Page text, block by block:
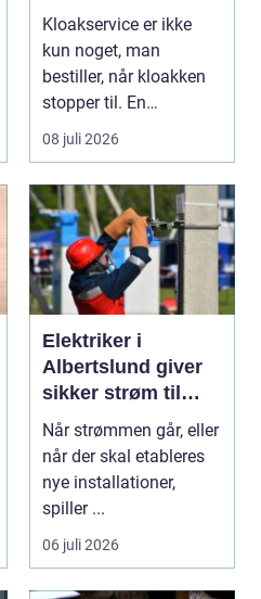
Kloakservice er ikke
kun noget, man
bestiller, når kloakken
stopper til. En
systematisk gennem...
08 juli 2026
Elektriker i
Albertslund giver
sikker strøm til
danske boliger
Når strømmen går, eller
når der skal etableres
nye installationer,
spiller ...
06 juli 2026